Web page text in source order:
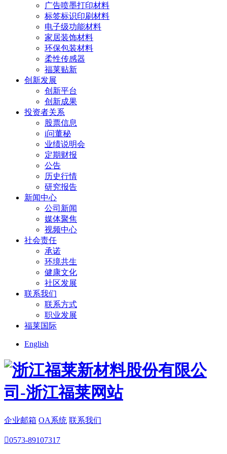
广告喷墨打印材料
标签标识印刷材料
电子级功能材料
家居装饰材料
环保包装材料
柔性传感器
福莱贴新
创新发展
创新平台
创新成果
投资者关系
股票信息
i问董秘
业绩说明会
定期财报
公告
历史行情
研究报告
新闻中心
公司新闻
媒体聚焦
视频中心
社会责任
承诺
环境共生
健康文化
社区发展
联系我们
联系方式
职业发展
福莱国际
English
企业邮箱 OA系统 联系我们
0573-89107317